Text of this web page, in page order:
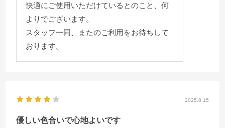
快適にご使用いただけているとのこと、何
よりでございます。
スタッフ一同、またのご利用をお待ちして
おります。
2025.8.15
優しい色合いで心地よいです